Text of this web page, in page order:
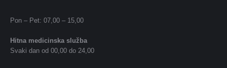
Pon – Pet: 07,00 – 15,00
Hitna medicinska služba
Svaki dan od 00,00 do 24,00